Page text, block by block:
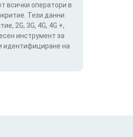
всички оператори в
Тези данни
2G, 3G, 4G, 4G +,
инструмент за
идентифициране на